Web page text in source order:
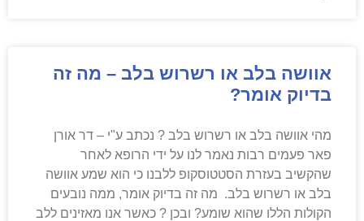
אוושה בלב או רשרוש בלב – מה זה
בדיוק אומר?
מהי אוושה בלב או רשרוש בלב ? נכתב ע"י – דר אורן
פאר פעמים רבות נאמר לנו על ידי הרופא לאחר
שהקשיב בעזרת הסטטוסקופ ללבנו כי הוא שמע אוושה
בלב או רשרוש בלב. מה זה בדיוק אומר, ממה נובעים
הקולות הללו שהוא שומע? ובכן ? כאשר אנו מאזינים ללב